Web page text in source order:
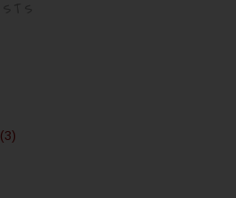
(3)